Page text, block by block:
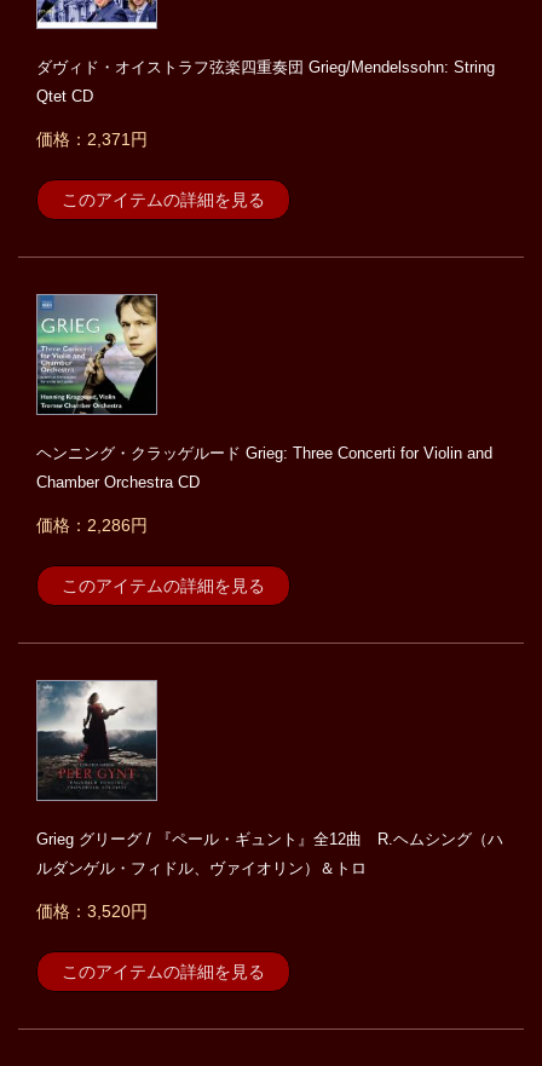
ダヴィド・オイストラフ弦楽四重奏団 Grieg/Mendelssohn: String
Qtet CD
価格：2,371円
このアイテムの詳細を見る
ヘンニング・クラッゲルード Grieg: Three Concerti for Violin and
Chamber Orchestra CD
価格：2,286円
このアイテムの詳細を見る
Grieg グリーグ / 『ペール・ギュント』全12曲 R.ヘムシング（ハ
ルダンゲル・フィドル、ヴァイオリン）＆トロ
価格：3,520円
このアイテムの詳細を見る